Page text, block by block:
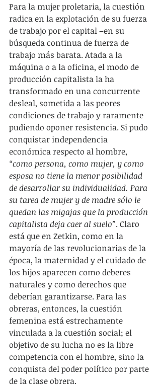
Para la mujer proletaria, la cuestión
radica en la explotación de su fuerza
de trabajo por el capital –en su
búsqueda continua de fuerza de
trabajo más barata. Atada a la
máquina o a la oficina, el modo de
producción capitalista la ha
transformado en una concurrente
desleal, sometida a las peores
condiciones de trabajo y raramente
pudiendo oponer resistencia. Si pudo
conquistar independencia
económica respecto al hombre,
“como persona, como mujer, y como
esposa no tiene la menor posibilidad
de desarrollar su individualidad. Para
su tarea de mujer y de madre sólo le
quedan las migajas que la producción
capitalista deja caer al suelo”. Claro
está que en Zetkin, como en la
mayoría de las revolucionarias de la
época, la maternidad y el cuidado de
los hijos aparecen como deberes
naturales y como derechos que
deberían garantizarse. Para las
obreras, entonces, la cuestión
femenina está estrechamente
vinculada a la cuestión social; el
objetivo de su lucha no es la libre
competencia con el hombre, sino la
conquista del poder político por parte
de la clase obrera.